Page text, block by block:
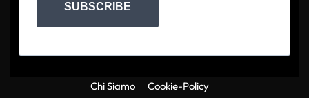
SUBSCRIBE
Chi Siamo Cookie-Policy